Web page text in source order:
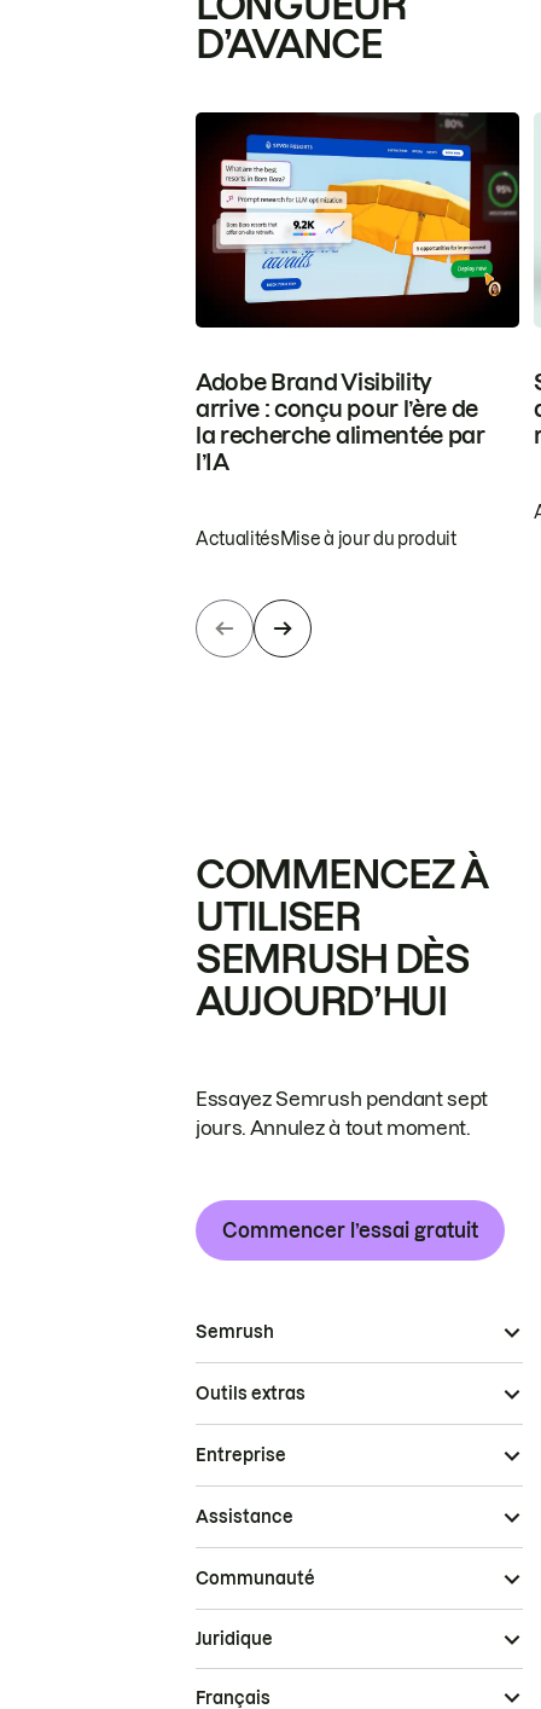
D’AVANCE
Adobe Brand Visibility
arrive : conçu pour l’ère de
la recherche alimentée par
l’IA
ActualitésMise à jour du produit
COMMENCEZ À
UTILISER
SEMRUSH DÈS
AUJOURD’HUI
Essayez Semrush pendant sept
jours. Annulez à tout moment.
Commencer l’essai gratuit
Semrush
Outils extras
Entreprise
Assistance
Communauté
Juridique
Français